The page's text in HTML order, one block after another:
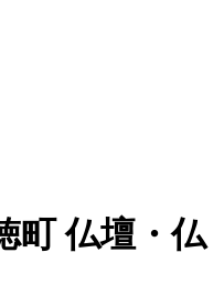
町 仏壇・仏